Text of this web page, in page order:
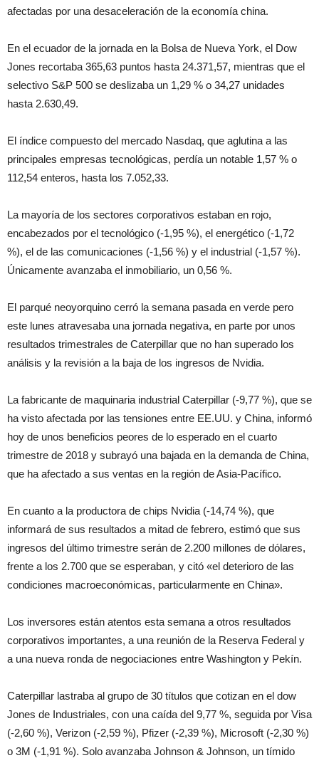
afectadas por una desaceleración de la economía china.
En el ecuador de la jornada en la Bolsa de Nueva York, el Dow
Jones recortaba 365,63 puntos hasta 24.371,57, mientras que el
selectivo S&P 500 se deslizaba un 1,29 % o 34,27 unidades
hasta 2.630,49.
El índice compuesto del mercado Nasdaq, que aglutina a las
principales empresas tecnológicas, perdía un notable 1,57 % o
112,54 enteros, hasta los 7.052,33.
La mayoría de los sectores corporativos estaban en rojo,
encabezados por el tecnológico (-1,95 %), el energético (-1,72
%), el de las comunicaciones (-1,56 %) y el industrial (-1,57 %).
Únicamente avanzaba el inmobiliario, un 0,56 %.
El parqué neoyorquino cerró la semana pasada en verde pero
este lunes atravesaba una jornada negativa, en parte por unos
resultados trimestrales de Caterpillar que no han superado los
análisis y la revisión a la baja de los ingresos de Nvidia.
La fabricante de maquinaria industrial Caterpillar (-9,77 %), que se
ha visto afectada por las tensiones entre EE.UU. y China, informó
hoy de unos beneficios peores de lo esperado en el cuarto
trimestre de 2018 y subrayó una bajada en la demanda de China,
que ha afectado a sus ventas en la región de Asia-Pacífico.
En cuanto a la productora de chips Nvidia (-14,74 %), que
informará de sus resultados a mitad de febrero, estimó que sus
ingresos del último trimestre serán de 2.200 millones de dólares,
frente a los 2.700 que se esperaban, y citó «el deterioro de las
condiciones macroeconómicas, particularmente en China».
Los inversores están atentos esta semana a otros resultados
corporativos importantes, a una reunión de la Reserva Federal y
a una nueva ronda de negociaciones entre Washington y Pekín.
Caterpillar lastraba al grupo de 30 títulos que cotizan en el dow
Jones de Industriales, con una caída del 9,77 %, seguida por Visa
(-2,60 %), Verizon (-2,59 %), Pfizer (-2,39 %), Microsoft (-2,30 %)
o 3M (-1,91 %). Solo avanzaba Johnson & Johnson, un tímido